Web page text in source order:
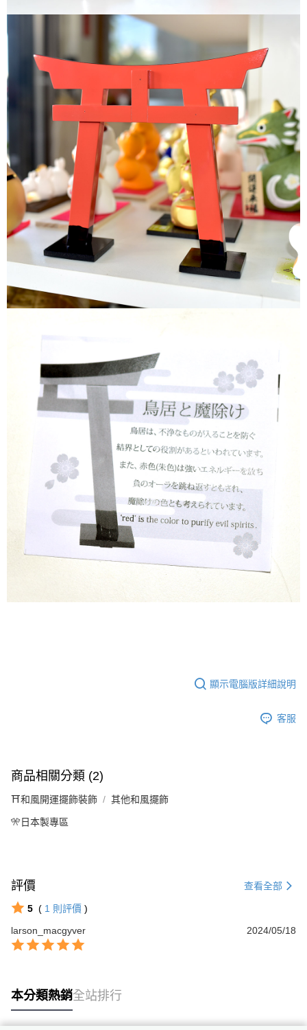
顯示電腦版詳細說明
客服
商品相關分類 (2)
⛩️和風開運擺飾裝飾 其他和風擺飾
🎌日本製專區
評價 查看全部
5 ( 1 則評價 )
larson_macgyver
2024/05/18
本分類熱銷全站排行